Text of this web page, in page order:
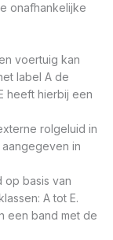
onafhankelijke
voertuig kan
label A de
heeft hierbij een
rolgeluid in
in
op basis van
A tot E.
een band met de